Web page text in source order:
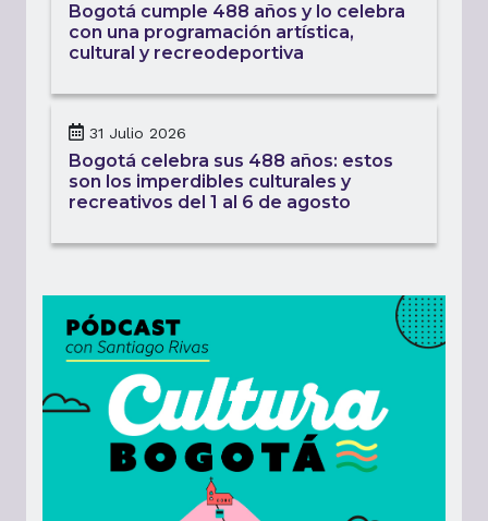
Bogotá cumple 488 años y lo celebra
con una programación artística,
cultural y recreodeportiva
31 Julio 2026
Bogotá celebra sus 488 años: estos
son los imperdibles culturales y
recreativos del 1 al 6 de agosto